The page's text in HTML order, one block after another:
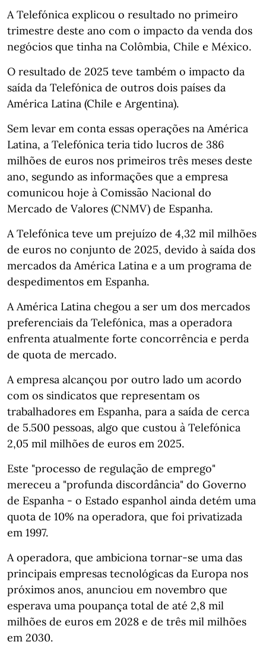
A Telefónica explicou o resultado no primeiro
trimestre deste ano com o impacto da venda dos
negócios que tinha na Colômbia, Chile e México.
O resultado de 2025 teve também o impacto da
saída da Telefónica de outros dois países da
América Latina (Chile e Argentina).
Sem levar em conta essas operações na América
Latina, a Telefónica teria tido lucros de 386
milhões de euros nos primeiros três meses deste
ano, segundo as informações que a empresa
comunicou hoje à Comissão Nacional do
Mercado de Valores (CNMV) de Espanha.
A Telefónica teve um prejuízo de 4,32 mil milhões
de euros no conjunto de 2025, devido à saída dos
mercados da América Latina e a um programa de
despedimentos em Espanha.
A América Latina chegou a ser um dos mercados
preferenciais da Telefónica, mas a operadora
enfrenta atualmente forte concorrência e perda
de quota de mercado.
A empresa alcançou por outro lado um acordo
com os sindicatos que representam os
trabalhadores em Espanha, para a saída de cerca
de 5.500 pessoas, algo que custou à Telefónica
2,05 mil milhões de euros em 2025.
Este "processo de regulação de emprego"
mereceu a "profunda discordância" do Governo
de Espanha - o Estado espanhol ainda detém uma
quota de 10% na operadora, que foi privatizada
em 1997.
A operadora, que ambiciona tornar-se uma das
principais empresas tecnológicas da Europa nos
próximos anos, anunciou em novembro que
esperava uma poupança total de até 2,8 mil
milhões de euros em 2028 e de três mil milhões
em 2030.